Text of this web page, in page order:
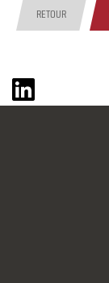
RETOUR